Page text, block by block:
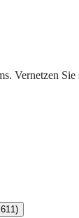
Vernetzen
)